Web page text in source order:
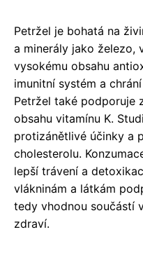
Petržel je bohatá na
a minerály jako železo,
vysokému obsahu
imunitní systém a
Petržel také podporuje
obsahu vitamínu K.
protizánětlivé účinky a
cholesterolu.
lepší trávení a
vlákninám a látkám
tedy vhodnou součástí
zdraví.